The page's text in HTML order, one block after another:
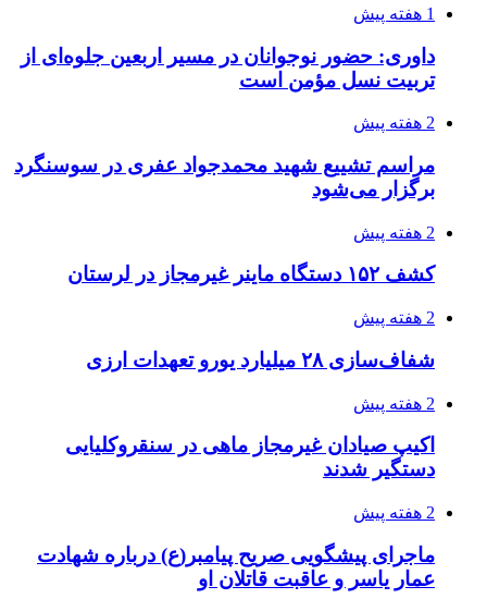
1 هفته پیش
داوری: حضور نوجوانان در مسیر اربعین جلوه‌ای از
تربیت نسل مؤمن است
2 هفته پیش
مراسم تشییع شهید محمدجواد عفری در سوسنگرد
برگزار می‌شود
2 هفته پیش
کشف ۱۵۲ دستگاه ماینر غیرمجاز در لرستان
2 هفته پیش
شفاف‌سازی ۲۸ میلیارد یورو تعهدات ارزی
2 هفته پیش
اکیپ صیادان غیرمجاز ماهی در سنقروکلیایی
دستگیر شدند
2 هفته پیش
ماجرای پیشگویی صریح پیامبر(ع) درباره شهادت
عمار یاسر و عاقبت قاتلان او